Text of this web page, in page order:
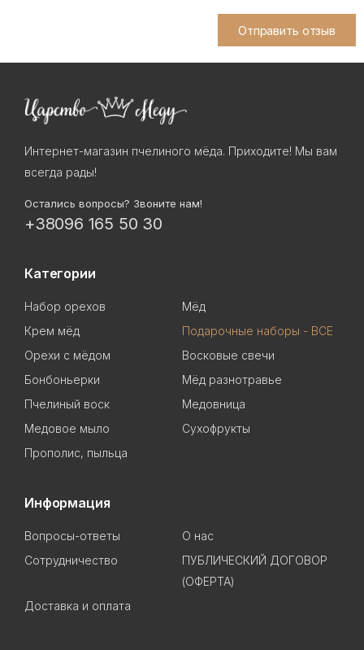
Отправить отзыв
Интернет-магазин пчелиного мёда. Приходите! Мы вам
всегда рады!
Остались вопросы? Звоните нам!
+38096 165 50 30
Категории
Набор орехов
Мёд
Крем мёд
Подарочные наборы - ВСЕ
Орехи с мёдом
Восковые свечи
Бонбоньерки
Мёд разнотравье
Пчелиный воск
Медовница
Медовое мыло
Сухофрукты
Прополис, пыльца
Информация
Вопросы-ответы
О нас
Сотрудничество
ПУБЛИЧЕСКИЙ ДОГОВОР
(ОФЕРТА)
Доставка и оплата